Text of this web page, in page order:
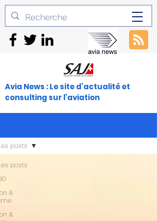
Avia News : Le site d'actualité et
consulting sur l'aviation
posts
&
&
posts